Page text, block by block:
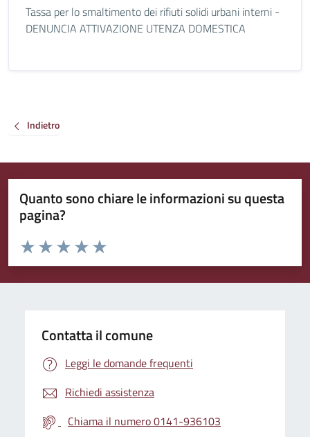
Tassa per lo smaltimento dei rifiuti solidi urbani interni -
DENUNCIA ATTIVAZIONE UTENZA DOMESTICA
Indietro
Quanto sono chiare le informazioni su questa
pagina?
Valuta da 1 a 5 stelle la pagina
Valuta 5 stelle su 5
Valuta 4 stelle su 5
Valuta 3 stelle su 5
Valuta 2 stelle su 5
Valuta 1 stelle su 5
Contatta il comune
Leggi le domande frequenti
Richiedi assistenza
Chiama il numero 0141-936103